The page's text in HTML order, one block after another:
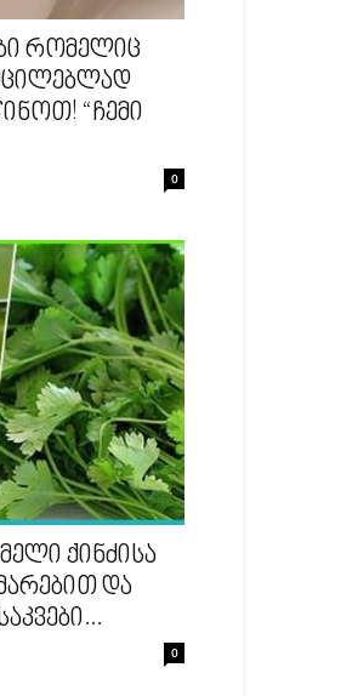
რომელიც
“ჩემი
0
ქინძისა
და
0